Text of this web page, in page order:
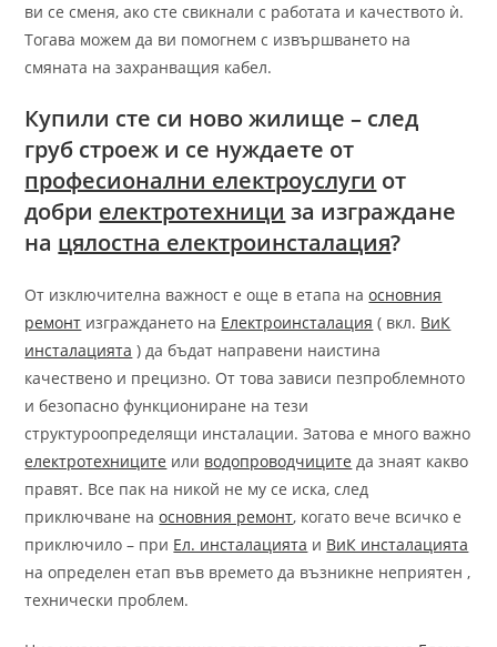
ви се сменя, ако сте свикнали с работата и качеството ѝ.
Тогава можем да ви помогнем с извършването на
смяната на захранващия кабел.
Купили сте си ново жилище – след
груб строеж и се нуждаете от
професионални електроуслуги от
добри електротехници за изграждане
на цялостна електроинсталация?
От изключителна важност е още в етапа наосновния
ремонт изграждането на Електроинсталация ( вкл. ВиК
инсталацията ) да бъдат направени наистина
качествено и прецизно. От това зависи пезпроблемното
и безопасно функциониране на тези
структуроопределящи инсталации. Затова е много важно
електротехниците или водопроводчиците да знаят какво
правят. Все пак на никой не му се иска, след
приключване наосновния ремонт, когато вече всичко е
приключило – при Ел. инсталацията и ВиК инсталацията
на определен етап във времето да възникне неприятен ,
технически проблем.